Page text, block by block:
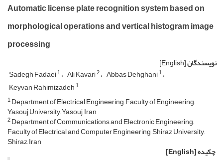
Automatic license plate recognition system based on
morphological operations and vertical histogram image
processing
نویسندگان[English]
Sadegh Fadaei1 Ali Kavari2 Abbas Dehghani1
Keyvan Rahimizadeh1
1Department of Electrical Engineering, Faculty of Engineering,
Yasouj University, Yasouj, Iran
2Department of Communications and Electronic Engineering,,
Faculty of Electrical and Computer Engineering, Shiraz University,
Shiraz, Iran
چکیده[English]